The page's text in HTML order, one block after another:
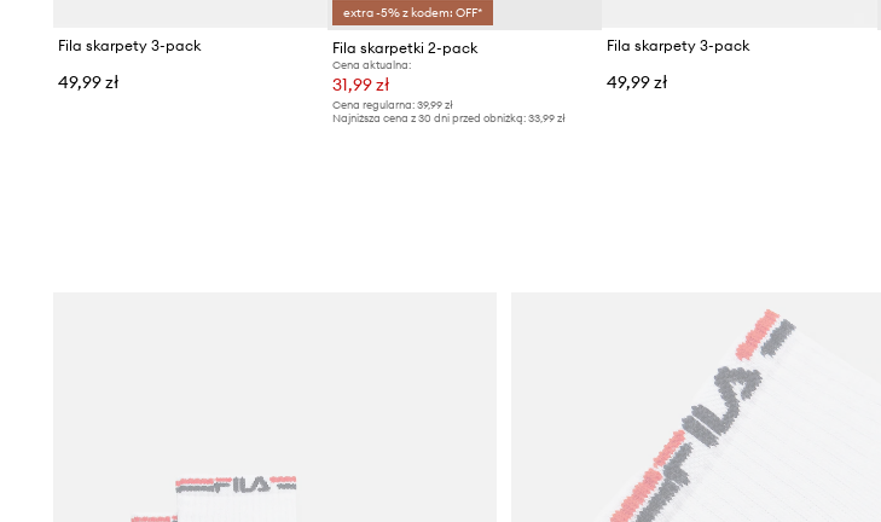
Fila skarpety 3-pack
49,99 zł
extra -5% z kodem: OFF*
Fila skarpetki 2-pack
Cena aktualna:
31,99 zł
Cena regularna:39,99 zł
Najniższa cena z 30 dni przed obniżką:33,99 zł
Fila skarpety 3-pack
49,99 zł